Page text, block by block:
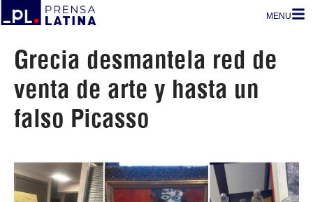
MENU
Grecia desmantela red de
venta de arte y hasta un
falso Picasso